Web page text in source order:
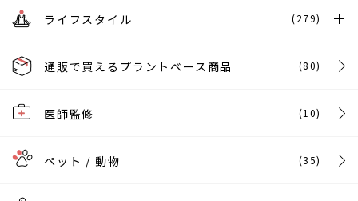
ライフスタイル (279)
通販で買えるプラントベース商品 (80)
医師監修 (10)
ペット / 動物 (35)